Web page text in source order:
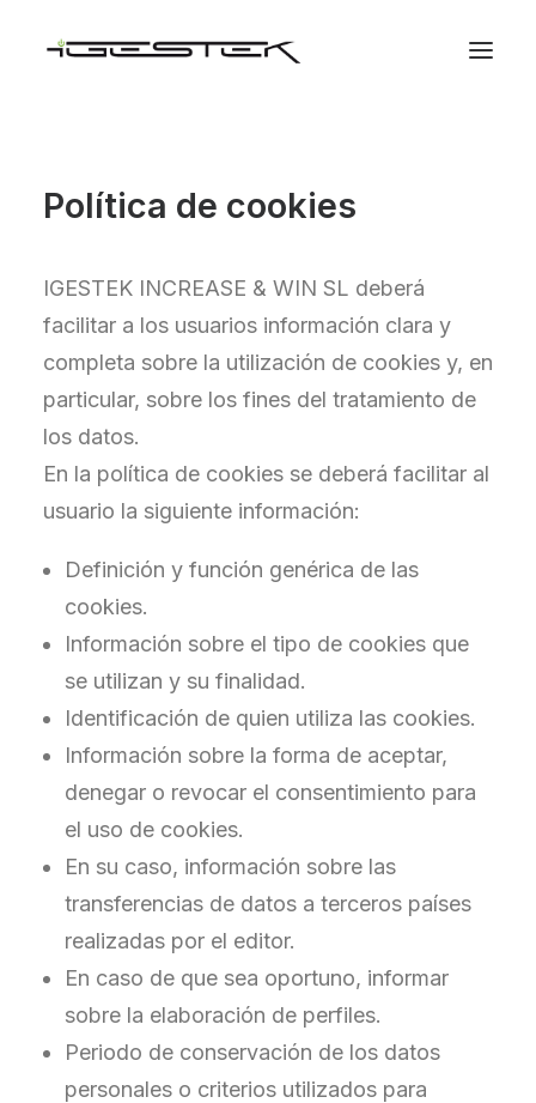
Política de cookies
IGESTEK INCREASE & WIN SL deberá
facilitar a los usuarios información clara y
completa sobre la utilización de cookies y, en
particular, sobre los fines del tratamiento de
los datos.
En la política de cookies se deberá facilitar al
usuario la siguiente información:
Definición y función genérica de las
cookies.
Información sobre el tipo de cookies que
se utilizan y su finalidad.
Identificación de quien utiliza las cookies.
Información sobre la forma de aceptar,
denegar o revocar el consentimiento para
el uso de cookies.
En su caso, información sobre las
transferencias de datos a terceros países
realizadas por el editor.
En caso de que sea oportuno, informar
sobre la elaboración de perfiles.
Periodo de conservación de los datos
personales o criterios utilizados para